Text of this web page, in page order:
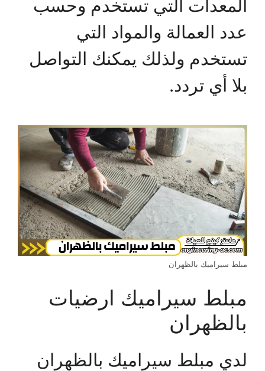
المعدات التي تستخدم وحسب
عدد العمالة والمواد التي
تستخدم ولذلك يمكنك التواصل
بلا أي تردد.
مبلط سيراميك بالظهران
مبلط سيراميك ارضيات
بالظهران
لدي مبلط سيراميك بالظهران